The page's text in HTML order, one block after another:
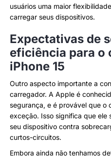
usuários uma maior
carregar seus dispositivos.
Expectativas de
eficiência para o
iPhone 15
Outro aspecto importante a
carregador. A Apple é
segurança, e é provável que o
exceção. Isso significa que
seu dispositivo contra
curtos-circuitos.
Embora ainda não tenhamos